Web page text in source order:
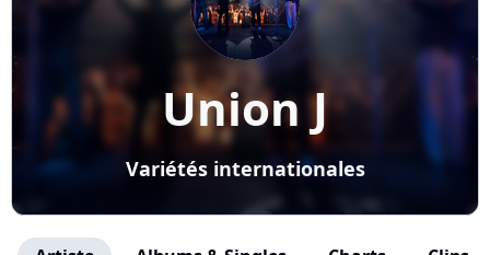
Union J
Variétés internationales